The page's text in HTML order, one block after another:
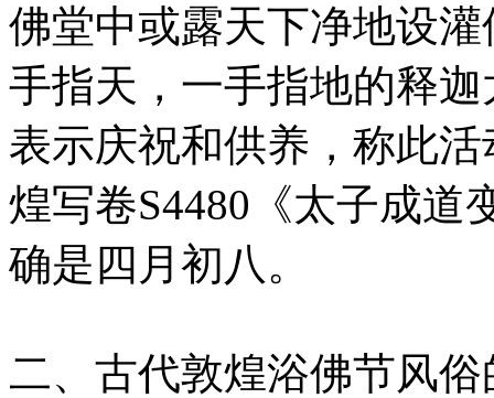
佛堂中或露天下净地设
手指天，一手指地的释
表示庆祝和供养，称此活
煌写卷S4480《太子成道
确是四月初八。
二、古代敦煌浴佛节风